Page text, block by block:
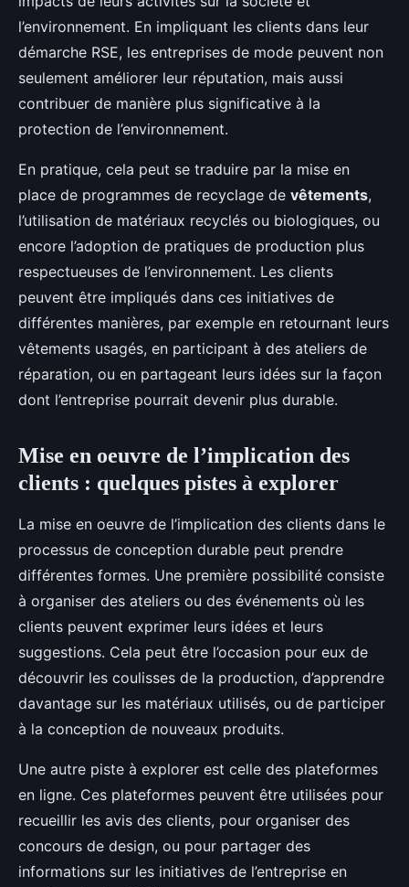
l’environnement. En impliquant les clients dans leur
démarche RSE, les entreprises de mode peuvent non
seulement améliorer leur réputation, mais aussi
contribuer de manière plus significative à la
protection de l’environnement.
En pratique, cela peut se traduire par la mise en
place de programmes de recyclage de vêtements,
l’utilisation de matériaux recyclés ou biologiques, ou
encore l’adoption de pratiques de production plus
respectueuses de l’environnement. Les clients
peuvent être impliqués dans ces initiatives de
différentes manières, par exemple en retournant leurs
vêtements usagés, en participant à des ateliers de
réparation, ou en partageant leurs idées sur la façon
dont l’entreprise pourrait devenir plus durable.
Mise en oeuvre de l’implication des
clients : quelques pistes à explorer
La mise en oeuvre de l’implication des clients dans le
processus de conception durable peut prendre
différentes formes. Une première possibilité consiste
à organiser des ateliers ou des événements où les
clients peuvent exprimer leurs idées et leurs
suggestions. Cela peut être l’occasion pour eux de
découvrir les coulisses de la production, d’apprendre
davantage sur les matériaux utilisés, ou de participer
à la conception de nouveaux produits.
Une autre piste à explorer est celle des plateformes
en ligne. Ces plateformes peuvent être utilisées pour
recueillir les avis des clients, pour organiser des
concours de design, ou pour partager des
informations sur les initiatives de l’entreprise en